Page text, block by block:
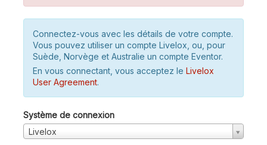
Connectez-vous avec les détails de votre compte.
Vous pouvez utiliser un compte Livelox, ou, pour
Suède, Norvège et Australie un compte Eventor.
En vous connectant, vous acceptez le Livelox
User Agreement.
Système de connexion
Livelox